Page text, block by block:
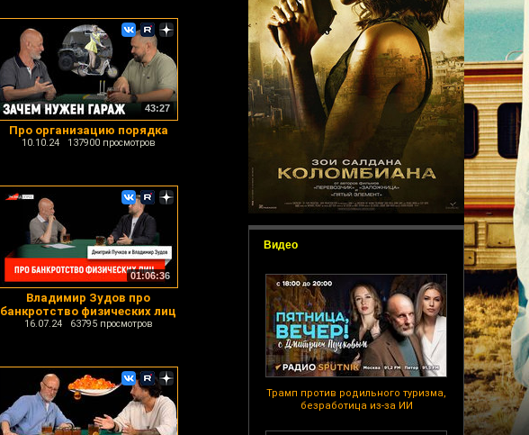
Видео
Трамп против родильного туризма,
безработица из-за ИИ
43:27
Про организацию порядка
10.10.24 137900 просмотров
01:06:36
Владимир Зудов про
банкротство физических лиц
16.07.24 63795 просмотров